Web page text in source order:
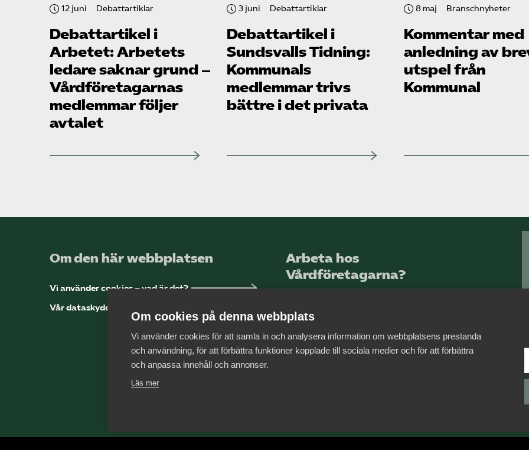
12 juni Debattartiklar
Debattartikel i
Arbetet: Arbetets
ledare saknar grund –
Vård­företagarnas
medlemmar följer
avtalet
3 juni Debattartiklar
Debattartikel i
Sundsvalls Tidning:
Kommunals
medlemmar trivs
bättre i det privata
8 maj Branschnyheter
Kommentar med
anledning av
utspel från
Kommunal
Om den här webbplatsen
Vi använder cookies – vad är det?
Vår dataskyddspolicy
Arbeta hos
Vårdföretagarna?
Om cookies på denna webbplats
Vi använder cookies för att samla in och analysera information om webbplatsens prestanda
och användning, för att förbättra funktioner kopplade till sociala medier och för att förbättra
och anpassa innehåll och annonser.
Läs mer